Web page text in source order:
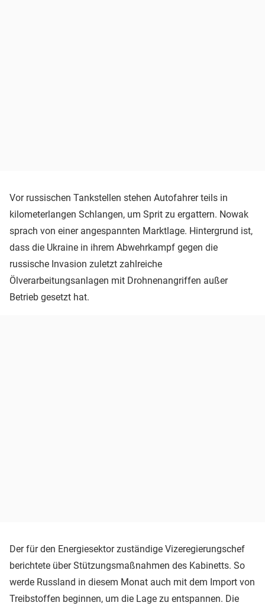
Vor russischen Tankstellen stehen Autofahrer teils in
kilometerlangen Schlangen, um Sprit zu ergattern. Nowak
sprach von einer angespannten Marktlage. Hintergrund ist,
dass die Ukraine in ihrem Abwehrkampf gegen die
russische Invasion zuletzt zahlreiche
Ölverarbeitungsanlagen mit Drohnenangriffen außer
Betrieb gesetzt hat.
Der für den Energiesektor zuständige Vizeregierungschef
berichtete über Stützungsmaßnahmen des Kabinetts. So
werde Russland in diesem Monat auch mit dem Import von
Treibstoffen beginnen, um die Lage zu entspannen. Die